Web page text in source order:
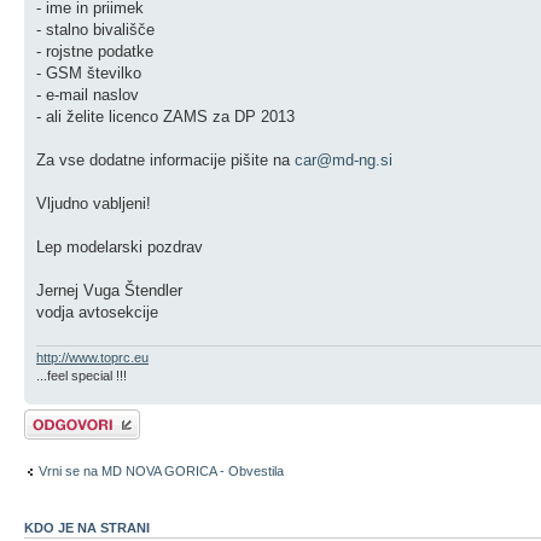
- ime in priimek
- stalno bivališče
- rojstne podatke
- GSM številko
- e-mail naslov
- ali želite licenco ZAMS za DP 2013
Za vse dodatne informacije pišite na car@md-ng.si
Vljudno vabljeni!
Lep modelarski pozdrav
Jernej Vuga Štendler
vodja avtosekcije
http://www.toprc.eu
...feel special !!!
Napiši odgovor
Vrni se na MD NOVA GORICA - Obvestila
KDO JE NA STRANI